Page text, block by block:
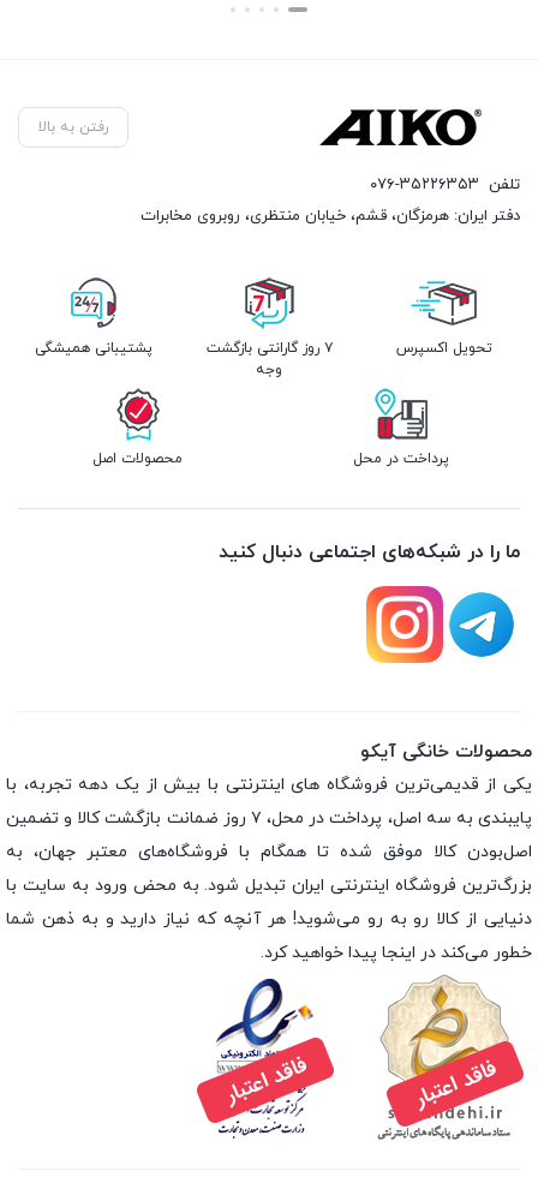
بستن
رفتن به بالا
تلفن ۰۷۶-۳۵۲۲۶۳۵۳
دفتر ایران: هرمزگان، قشم، خیابان منتظری، روبروی مخابرات
تحویل اکسپرس
۷ روز گارانتی بازگشت
وجه
پشتیبانی همیشگی
پرداخت در محل محصولات اصل
ما را در شبکه‌های اجتماعی دنبال کنید
محصولات خانگی آیکو
یکی از قدیمی‌ترین فروشگاه های اینترنتی با بیش از یک دهه تجربه، با
پایبندی به سه اصل، پرداخت در محل، ۷ روز ضمانت بازگشت کالا و تضمین
اصل‌بودن کالا موفق شده تا همگام با فروشگاه‌های معتبر جهان، به
بزرگ‌ترین فروشگاه اینترنتی ایران تبدیل شود. به محض ورود به سایت با
دنیایی از کالا رو به رو می‌شوید! هر آنچه که نیاز دارید و به ذهن شما
خطور می‌کند در اینجا پیدا خواهید کرد.